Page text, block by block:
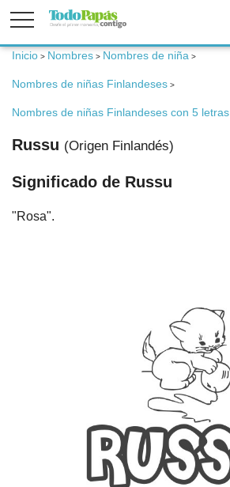
Fertilidad
Embarazo
Bebé
Inicio > Nombres > Nombres de niña >
Nombres de niñas Finlandeses >
Nombres de niñas Finlandeses con 5 letras
Russu (Origen Finlandés)
Significado de Russu
"Rosa".